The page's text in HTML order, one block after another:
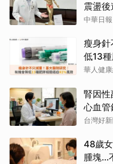
震盪後
中華日報
瘦身針
低13
華人健
腎因
心血管
台灣好
48歲
腫塊...